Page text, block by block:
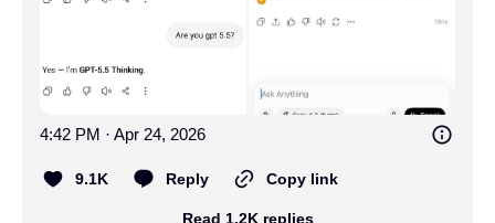
4:42 PM · Apr 24, 2026
9.1K Reply Copy link
Read 1.2K replies